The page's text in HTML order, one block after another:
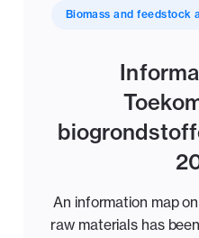
Biomass and feedstock
An information map
raw materials has